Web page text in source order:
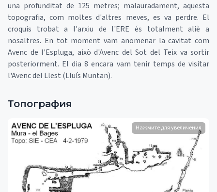
una profunditat de 125 metres; malauradament, aquesta
topografia, com moltes d'altres meves, es va perdre. El
croquis trobat a l'arxiu de l'ERE és totalment aliè a
nosaltres. En tot moment vam anomenar la cavitat com
Avenc de l'Espluga, això d'Avenc del Sot del Teix va sortir
posteriorment. El dia 8 encara vam tenir temps de visitar
l'Avenc del Llest (Lluís Muntan).
Топография
Нажмите для увеличения